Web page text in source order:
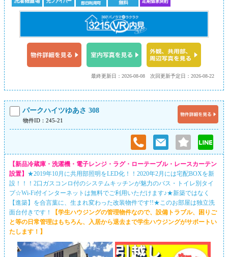
次回更新予定日：2026-08-22
最終更新日：2026-08-08
パークハイツゆあさ 308
物件ID：245-21
【新品冷蔵庫・洗濯機・電子レンジ・ラグ・ローテーブル・レースカーテン
設置】
★2019年10月に共用部照明をLED化！！2020年2月には宅配BOXを新
設！！！2口ガスコンロ付のシステムキッチンが魅力のバス・トイレ別タイ
プ☆Wi-Fi付インターネットは無料でご利用いただけます♪★新築ではなく
【進築】を合言葉に、生まれ変わった改装物件です!!★このお部屋は独立洗
面台付きです！
【学生ハウジングの管理物件なので、設備トラブル、困りご
と等の日常管理はもちろん、入居から退去まで学生ハウジングがサポートい
たします！】